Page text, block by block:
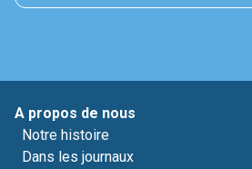
A propos de nous
Notre histoire
Dans les journaux